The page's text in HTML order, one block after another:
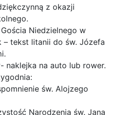
z okazji
Niedzielnego w
– tekst litanii do św. Józefa
naklejka na auto lub rower.
św. Alojzego
Narodzenia św. Jana